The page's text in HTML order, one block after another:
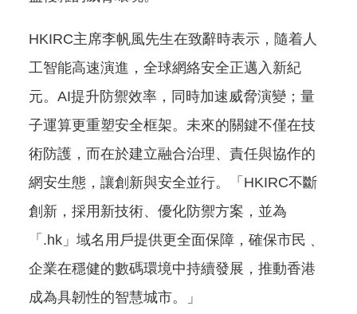
HKIRC主席李帆風先生在致辭時表示，隨着人
工智能高速演進，全球網絡安全正邁入新紀
元。AI提升防禦效率，同時加速威脅演變；量
子運算更重塑安全框架。未來的關鍵不僅在技
術防護，而在於建立融合治理、責任與協作的
網安生態，讓創新與安全並行。「HKIRC不斷
創新，採用新技術、優化防禦方案，並為
「.hk」域名用戶提供更全面保障，確保市民﹑
企業在穩健的數碼環境中持續發展，推動香港
成為具韌性的智慧城市。」